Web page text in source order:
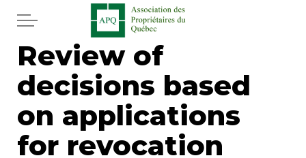
Skip to main content
Home
Services
News
Review of
decisions based
on applications
for revocation